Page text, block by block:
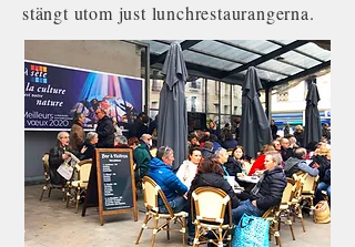
stängt utom just lunchrestaurangerna.